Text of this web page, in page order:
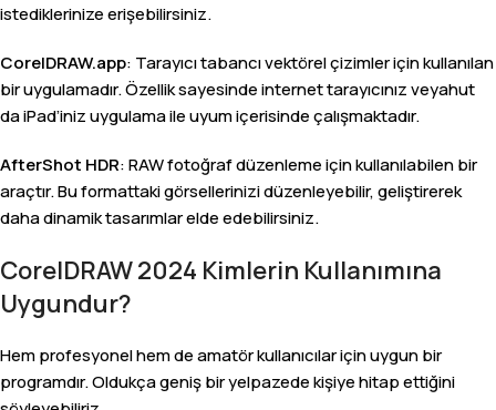
istediklerinize erişebilirsiniz.
CorelDRAW.app: Tarayıcı tabancı vektörel çizimler için kullanılan
bir uygulamadır. Özellik sayesinde internet tarayıcınız veyahut
da iPad’iniz uygulama ile uyum içerisinde çalışmaktadır.
AfterShot HDR: RAW fotoğraf düzenleme için kullanılabilen bir
araçtır. Bu formattaki görsellerinizi düzenleyebilir, geliştirerek
daha dinamik tasarımlar elde edebilirsiniz.
CorelDRAW 2024 Kimlerin Kullanımına
Uygundur?
Hem profesyonel hem de amatör kullanıcılar için uygun bir
programdır. Oldukça geniş bir yelpazede kişiye hitap ettiğini